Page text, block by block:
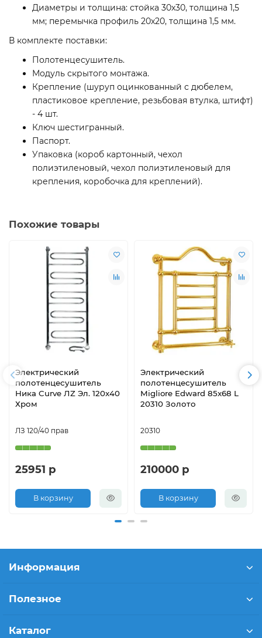
Диаметры и толщина: стойка 30х30, толщина 1,5
мм; перемычка профиль 20х20, толщина 1,5 мм.
В комплекте поставки:
Полотенцесушитель.
Модуль скрытого монтажа.
Крепление (шуруп оцинкованный с дюбелем,
пластиковое крепление, резьбовая втулка, штифт)
- 4 шт.
Ключ шестигранный.
Паспорт.
Упаковка (короб картонный, чехол
полиэтиленовый, чехол полиэтиленовый для
крепления, коробочка для креплений).
Похожие товары
Электрический
полотенцесушитель
Ника Curve ЛZ Эл. 120x40
Хром
ЛЗ 120/40 прав
25951 р
В корзину
Электрический
полотенцесушитель
Migliore Edward 85x68 L
20310 Золото
20310
210000 р
В корзину
Информация
Полезное
Каталог